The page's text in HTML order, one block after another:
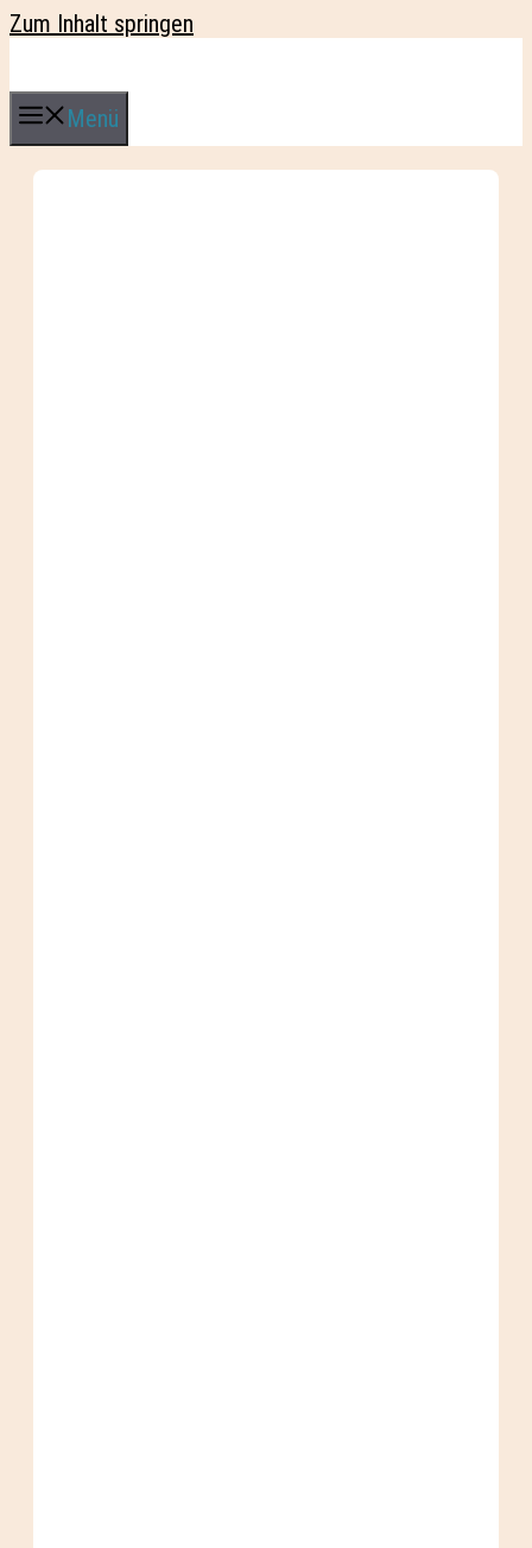
Zum Inhalt springen
Menü